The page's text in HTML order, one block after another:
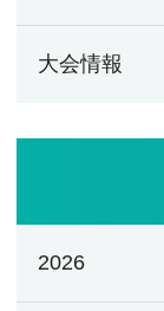
大会情報
2026